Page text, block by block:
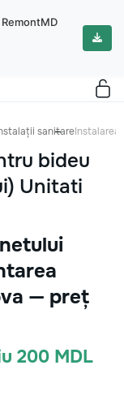
sanitareInstalarea
bideu
Unitati
— preț
200 MDL